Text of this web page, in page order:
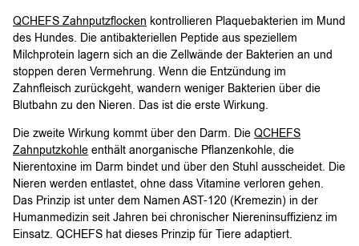
QCHEFS Zahnputzflocken kontrollieren Plaquebakterien im Mund
des Hundes. Die antibakteriellen Peptide aus speziellem
Milchprotein lagern sich an die Zellwände der Bakterien an und
stoppen deren Vermehrung. Wenn die Entzündung im
Zahnfleisch zurückgeht, wandern weniger Bakterien über die
Blutbahn zu den Nieren. Das ist die erste Wirkung.
Die zweite Wirkung kommt über den Darm. Die QCHEFS
Zahnputzkohle enthält anorganische Pflanzenkohle, die
Nierentoxine im Darm bindet und über den Stuhl ausscheidet. Die
Nieren werden entlastet, ohne dass Vitamine verloren gehen.
Das Prinzip ist unter dem Namen AST-120 (Kremezin) in der
Humanmedizin seit Jahren bei chronischer Niereninsuffizienz im
Einsatz. QCHEFS hat dieses Prinzip für Tiere adaptiert.